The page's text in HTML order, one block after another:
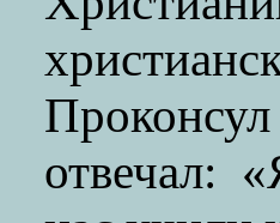
отвечал: